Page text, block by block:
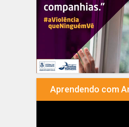
Aprendendo com